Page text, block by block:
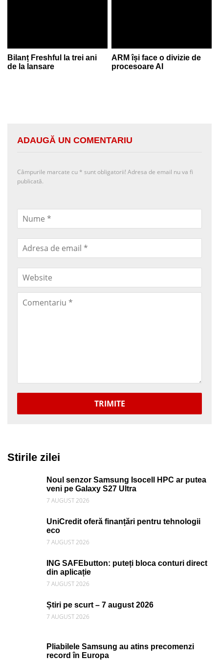
Bilanț Freshful la trei ani
de la lansare
ARM își face o divizie de
procesoare AI
ADAUGĂ UN COMENTARIU
Câmpurile marcate cu * sunt obligatorii! Adresa de email nu va fi
publicată.
TRIMITE
Stirile zilei
Noul senzor Samsung Isocell HPC ar putea
veni pe Galaxy S27 Ultra
7 AUGUST 2026
UniCredit oferă finanțări pentru tehnologii
eco
7 AUGUST 2026
ING SAFEbutton: puteți bloca conturi direct
din aplicație
7 AUGUST 2026
Știri pe scurt – 7 august 2026
7 AUGUST 2026
Pliabilele Samsung au atins precomenzi
record în Europa